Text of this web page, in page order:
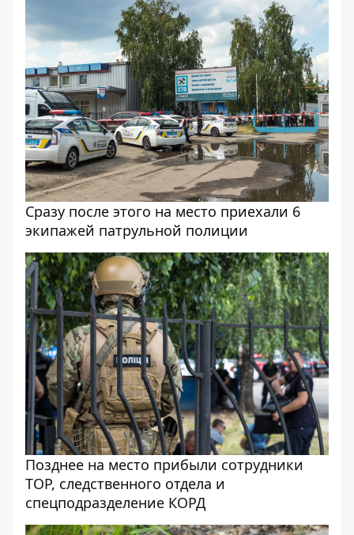
Сразу после этого на место приехали 6
экипажей патрульной полиции
Позднее на место прибыли сотрудники
ТОР, следственного отдела и
спецподразделение КОРД